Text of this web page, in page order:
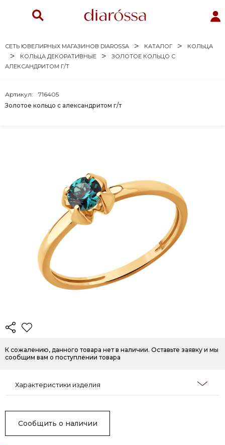
СЕТЬ ЮВЕЛИРНЫХ МАГАЗИНОВ DIAROSSA КАТАЛОГ
КОЛЬЦА
КОЛЬЦА ДЕКОРАТИВНЫЕ
ЗОЛОТОЕ КОЛЬЦО С
АЛЕКСАНДРИТОМ Г/Т
Золотое кольцо с александритом г/т
Артикул: 716405
К сожалению, данного товара нет в наличии. Оставьте заявку и мы
сообщим вам о поступлении товара
Характеристики изделия
Сообщить о наличии